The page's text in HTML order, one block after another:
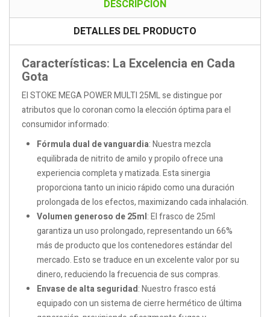
DESCRIPCIÓN
DETALLES DEL PRODUCTO
Características: La Excelencia en Cada
Gota
El STOKE MEGA POWER MULTI 25ML se distingue por
atributos que lo coronan como la elección óptima para el
consumidor informado:
Fórmula dual de vanguardia: Nuestra mezcla
equilibrada de nitrito de amilo y propilo ofrece una
experiencia completa y matizada. Esta sinergia
proporciona tanto un inicio rápido como una duración
prolongada de los efectos, maximizando cada inhalación.
Volumen generoso de 25ml: El frasco de 25ml
garantiza un uso prolongado, representando un 66%
más de producto que los contenedores estándar del
mercado. Esto se traduce en un excelente valor por su
dinero, reduciendo la frecuencia de sus compras.
Envase de alta seguridad: Nuestro frasco está
equipado con un sistema de cierre hermético de última